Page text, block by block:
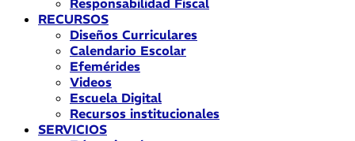
Responsabilidad Fiscal
RECURSOS
Diseños Curriculares
Calendario Escolar
Efemérides
Videos
Escuela Digital
Recursos institucionales
SERVICIOS